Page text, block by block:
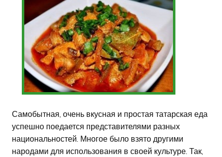
Самобытная, очень вкусная и простая татарская еда
успешно поедается представителями разных
национальностей. Многое было взято другими
народами для использования в своей культуре. Так,